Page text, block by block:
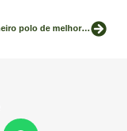
CBCA: primeiro polo de melhoramento genético voltado à silvicultura amazônica é implantado em Porto Velho